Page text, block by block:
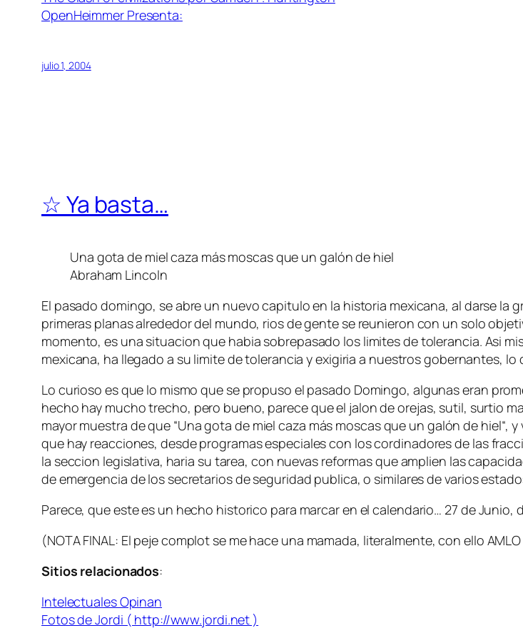
OpenHeimmer Presenta:
julio 1, 2004
☆ Ya basta…
Una gota de miel caza más moscas que un galón de hiel
Abraham Lincoln
El pasado domingo, se abre un nuevo capitulo en la historia mexicana, al darse la
primeras planas alrededor del mundo, rios de gente se reunieron con un solo
momento, es una situacion que habia sobrepasado los limites de tolerancia. Asi
mexicana, ha llegado a su limite de tolerancia y exigiria a nuestros gobernantes,
Lo curioso es que lo mismo que se propuso el pasado Domingo, algunas eran
hecho hay mucho trecho, pero bueno, parece que el jalon de orejas, sutil, surtio
mayor muestra de que “Una gota de miel caza más moscas que un galón de hiel“,
que hay reacciones, desde programas especiales con los cordinadores de las
la seccion legislativa, haria su tarea, con nuevas reformas que amplien las
de emergencia de los secretarios de seguridad publica, o similares de varios
Parece, que este es un hecho historico para marcar en el calendario… 27 de
(NOTA FINAL: El peje complot se me hace una mamada, literalmente, con ello
Sitios relacionados:
Intelectuales Opinan
Fotos de Jordi ( http://www.jordi.net )